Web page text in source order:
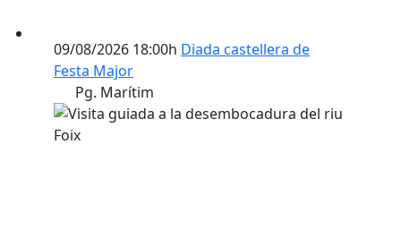
09/08/2026 18:00h Diada castellera de
Festa Major
Pg. Marítim